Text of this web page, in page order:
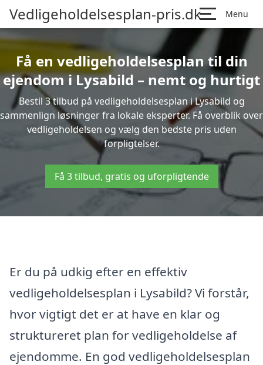
Vedligeholdelsesplan-pris.dk Menu
Få en vedligeholdelsesplan til din
ejendom i Lysabild – nemt og hurtigt
Bestil 3 tilbud på vedligeholdelsesplan i Lysabild og
sammenlign løsninger fra lokale eksperter. Få overblik over
vedligeholdelsen og vælg den bedste pris uden
forpligtelser.
Få 3 tilbud, gratis og uforpligtende
Er du på udkig efter en effektiv
vedligeholdelsesplan i Lysabild? Vi forstår,
hvor vigtigt det er at have en klar og
struktureret plan for vedligeholdelse af
ejendomme. En god vedligeholdelsesplan